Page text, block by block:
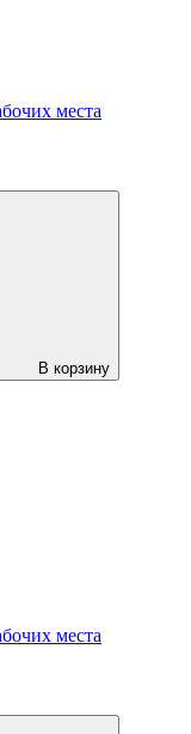
места
В корзину
места